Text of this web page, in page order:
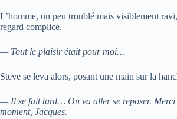
L’homme, un peu troublé mais visiblement
regard complice.
— Tout le plaisir était pour moi…
Steve se leva alors, posant une main sur la
— Il se fait tard… On va aller se reposer. Merci
moment, Jacques.